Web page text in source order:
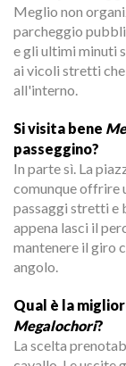
Meglio non
parcheggio
e gli ultimi minuti
ai vicoli stretti
all'interno.
Si visita bene
passeggino?
In parte sì. La
comunque offrire
passaggi stretti e
appena lasci il
mantenere il giro
angolo.
Qual è la
Megalochori?
La scelta